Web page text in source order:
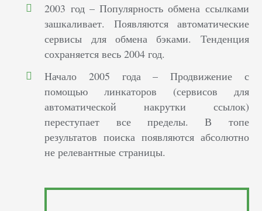
2003 год – Популярность обмена ссылками
зашкаливает. Появляются автоматические
сервисы для обмена бэками. Тенденция
сохраняется весь 2004 год.
Начало 2005 года – Продвижение с
помощью линкаторов (сервисов для
автоматической накрутки ссылок)
переступает все пределы. В топе
результатов поиска появляются абсолютно
не релевантные страницы.